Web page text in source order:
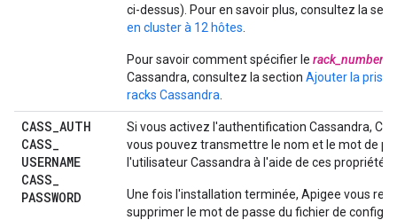
ci-dessus). Pour en savoir plus, consultez la
en cluster à 12 hôtes
Pour savoir comment spécifier le rack_number
Cassandra, consultez la section Ajouter la prise
racks Cassandra
CASS_AUTH
CASS_
USERNAME
CASS_
PASSWORD
Si vous activez l'authentification Cassandra,
vous pouvez transmettre le nom et le mot de
l'utilisateur Cassandra à l'aide de ces propriétés.
Une fois l'installation terminée, Apigee vous
supprimer le mot de passe du fichier de